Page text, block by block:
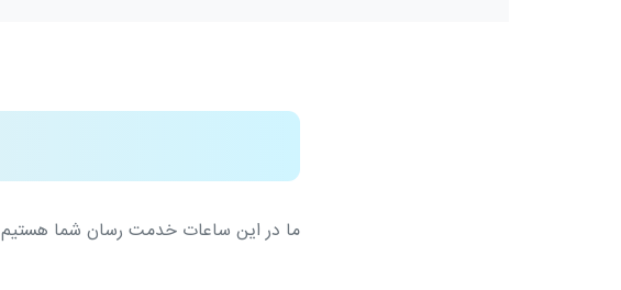
ما در این ساعات خدمت رسان شما هستیم